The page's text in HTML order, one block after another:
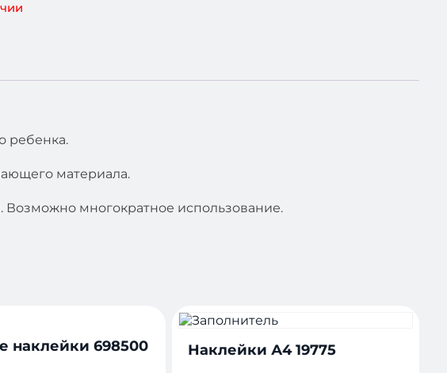
ребенка.
материала.
Возможно многократное использование.
наклейки 698500 Наклейки А4 19775